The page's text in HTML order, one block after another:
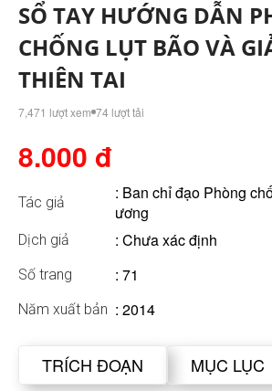
SỔ TAY HƯỚNG DẪN
CHỐNG LỤT BÃO VÀ
THIÊN TAI
7,471 lượt xem 74 lượt tải
8.000 đ
Tác giả : Ban chỉ đạo Phòng
ương
Dịch giả : Chưa xác định
Số trang : 71
Năm xuất bản : 2014
TRÍCH ĐOẠN MỤC LỤC